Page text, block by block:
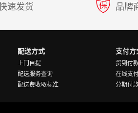
速发货 品牌
配送方式
上门自提
配送服务查询
配送费收取标准
支付方
货到付
在线支
分期付